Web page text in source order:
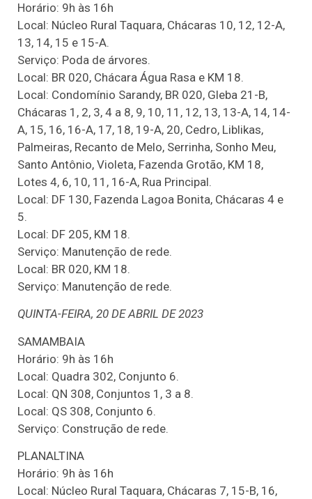
Horário: 9h às 16h
Local: Núcleo Rural Taquara, Chácaras 10, 12, 12-A,
13, 14, 15 e 15-A.
Serviço: Poda de árvores.
Local: BR 020, Chácara Água Rasa e KM 18.
Local: Condomínio Sarandy, BR 020, Gleba 21-B,
Chácaras 1, 2, 3, 4 a 8, 9, 10, 11, 12, 13, 13-A, 14, 14-
A, 15, 16, 16-A, 17, 18, 19-A, 20, Cedro, Liblikas,
Palmeiras, Recanto de Melo, Serrinha, Sonho Meu,
Santo Antônio, Violeta, Fazenda Grotão, KM 18,
Lotes 4, 6, 10, 11, 16-A, Rua Principal.
Local: DF 130, Fazenda Lagoa Bonita, Chácaras 4 e
5.
Local: DF 205, KM 18.
Serviço: Manutenção de rede.
Local: BR 020, KM 18.
Serviço: Manutenção de rede.
QUINTA-FEIRA, 20 DE ABRIL DE 2023
SAMAMBAIA
Horário: 9h às 16h
Local: Quadra 302, Conjunto 6.
Local: QN 308, Conjuntos 1, 3 a 8.
Local: QS 308, Conjunto 6.
Serviço: Construção de rede.
PLANALTINA
Horário: 9h às 16h
Local: Núcleo Rural Taquara, Chácaras 7, 15-B, 16,